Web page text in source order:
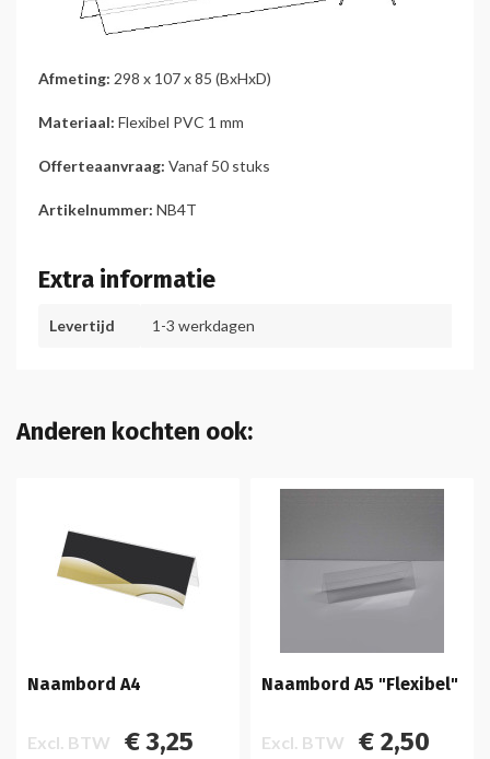
Afmeting: 298 x 107 x 85 (BxHxD)
Materiaal: Flexibel PVC 1 mm
Offerteaanvraag: Vanaf 50 stuks
Artikelnummer: NB4T
Extra informatie
Levertijd 1-3 werkdagen
Anderen kochten ook:
Naambord A4
Excl. BTW € 3,25
Naambord A5 "Flexibel"
Excl. BTW € 2,50